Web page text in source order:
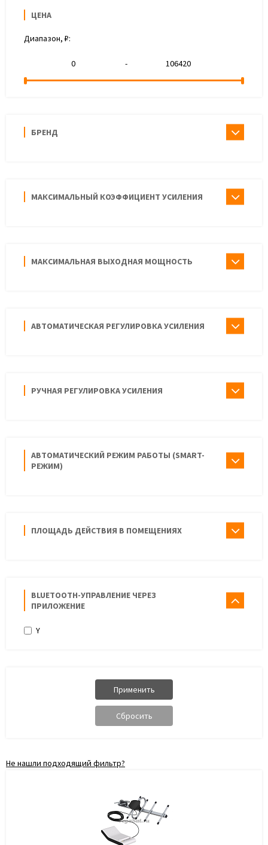
ЦЕНА
Диапазон, ₽:
-
БРЕНД
МАКСИМАЛЬНЫЙ КОЭФФИЦИЕНТ УСИЛЕНИЯ
МАКСИМАЛЬНАЯ ВЫХОДНАЯ МОЩНОСТЬ
АВТОМАТИЧЕСКАЯ РЕГУЛИРОВКА УСИЛЕНИЯ
РУЧНАЯ РЕГУЛИРОВКА УСИЛЕНИЯ
АВТОМАТИЧЕСКИЙ РЕЖИМ РАБОТЫ (SMART-
РЕЖИМ)
ПЛОЩАДЬ ДЕЙСТВИЯ В ПОМЕЩЕНИЯХ
BLUETOOTH-УПРАВЛЕНИЕ ЧЕРЕЗ
ПРИЛОЖЕНИЕ
Y
Не нашли подходящий фильтр?